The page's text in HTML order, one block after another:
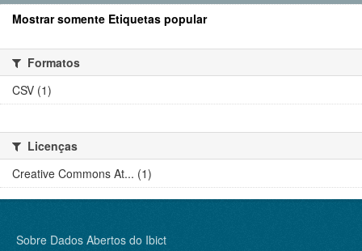
Mostrar somente Etiquetas popular
Formatos
CSV (1)
Licenças
Creative Commons At... (1)
Sobre Dados Abertos do Ibict